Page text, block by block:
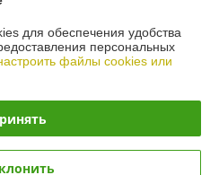
Deal.by
для обеспечения удобства
персональных
файлы cookies или